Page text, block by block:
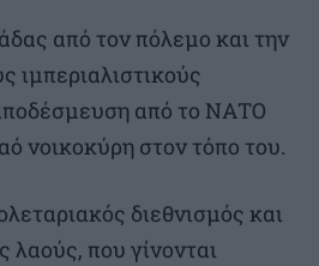
από τον πόλεμο και την
ιμπεριαλιστικούς
από το ΝΑΤΟ
νοικοκύρη στον τόπο του.
διεθνισμός και
λαούς, που γίνονται